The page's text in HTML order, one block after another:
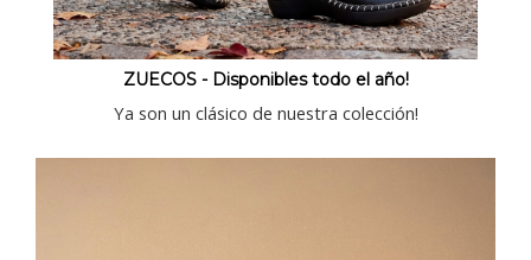
ZUECOS - Disponibles todo el año!
Ya son un clásico de nuestra colección!